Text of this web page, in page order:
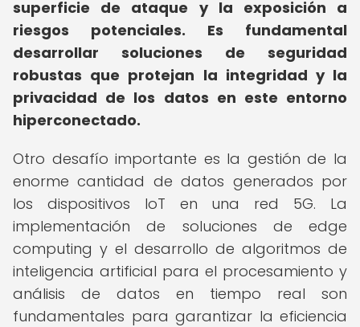
superficie de ataque y la exposición a
riesgos potenciales.
Es fundamental
desarrollar soluciones de seguridad
robustas que protejan la integridad y la
privacidad de los datos en este entorno
hiperconectado.
Otro desafío importante es la gestión de la
enorme cantidad de datos generados por
los dispositivos IoT en una red 5G. La
implementación de soluciones de edge
computing y el desarrollo de algoritmos de
inteligencia artificial para el procesamiento y
análisis de datos en tiempo real son
fundamentales para garantizar la eficiencia